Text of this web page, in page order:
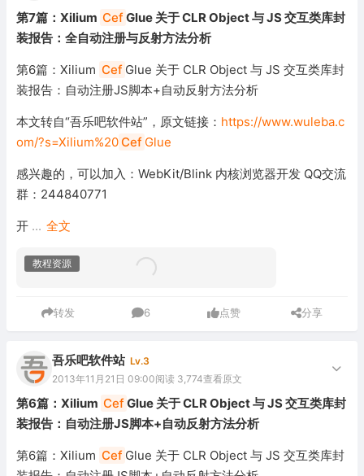
第7篇：Xilium CefGlue 关于 CLR Object 与 JS 交互类库封
装报告：全自动注册与反射方法分析
第6篇：Xilium Cef Glue 关于 CLR Object 与 JS 交互类库封
装报告：自动注册JS脚本+自动反射方法分析
本文转自“吾乐吧软件站”，原文链接： https://www.wuleba.c
om/?s=Xilium%20Cef Glue
感兴趣的，可以加入：WebKit/Blink 内核浏览器开发 QQ交流
群：244840771
开 ... 全文
教程资源
转发 6 点赞 分享
吾乐吧软件站 Lv.3
2013年11月21日 09:00阅读 3,774查看原文
第6篇：Xilium CefGlue 关于 CLR Object 与 JS 交互类库封
装报告：自动注册JS脚本+自动反射方法分析
第6篇：Xilium Cef Glue 关于 CLR Object 与 JS 交互类库封